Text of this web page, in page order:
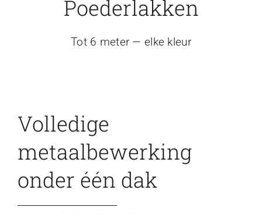
Poederlakken
Tot 6 meter — elke kleur
Volledige
metaalbewerking
onder één dak